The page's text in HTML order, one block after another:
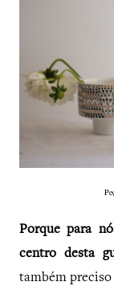
Porque para
centro desta
também